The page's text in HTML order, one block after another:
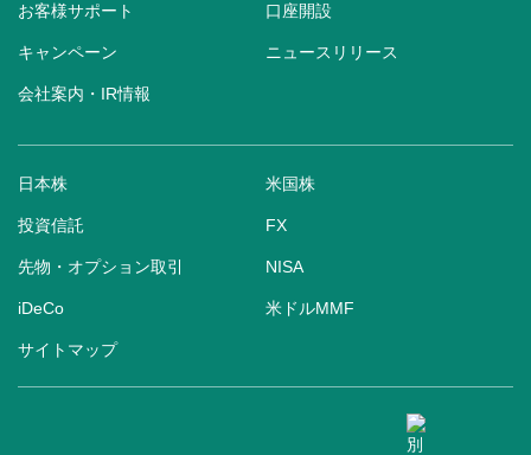
お客様サポート 口座開設
キャンペーン ニュースリリース
会社案内・IR情報
日本株 米国株
投資信託 FX
先物・オプション取引 NISA
iDeCo 米ドルMMF
サイトマップ